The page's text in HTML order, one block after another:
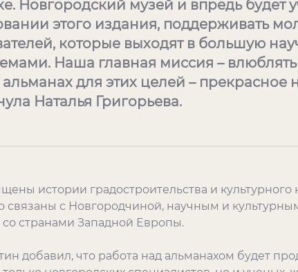
Новгородский музей и впредь будет
этого издания, поддерживать
которые выходят в большую
Наша главная миссия –
для этих целей – прекрасное
Наталья Григорьева.
истории градостроительства и
связаны с Новгородчиной, научным и
странами Западной Европы.
добавил, что работа над альманахом будет